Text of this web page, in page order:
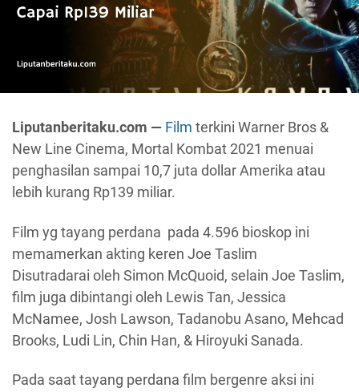
Liputanberitaku.com — Film terkini Warner Bros &
New Line Cinema, Mortal Kombat 2021 menuai
penghasilan sampai 10,7 juta dollar Amerika atau
lebih kurang Rp139 miliar.
Film yg tayang perdana pada 4.596 bioskop ini
memamerkan akting keren Joe Taslim
Disutradarai oleh Simon McQuoid, selain Joe Taslim,
film juga dibintangi oleh Lewis Tan, Jessica
McNamee, Josh Lawson, Tadanobu Asano, Mehcad
Brooks, Ludi Lin, Chin Han, & Hiroyuki Sanada.
Pada saat tayang perdana film bergenre aksi ini